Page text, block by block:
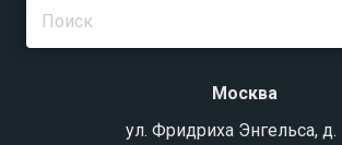
Москва
ул. Фридриха Энгельса, д.